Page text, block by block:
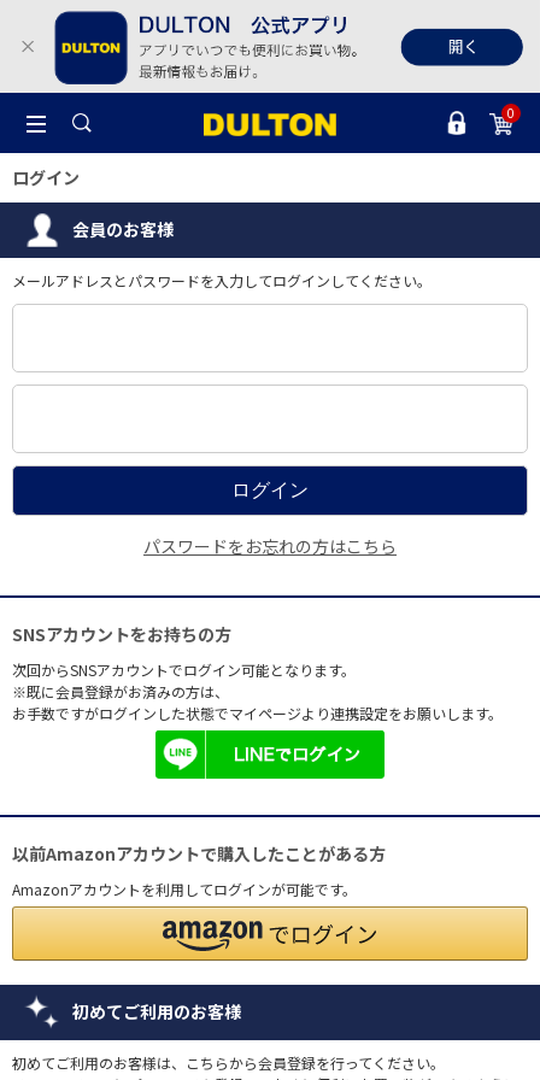
0
ログイン
会員のお客様
メールアドレスとパスワードを入力してログインしてください。
パスワードをお忘れの方はこちら
SNSアカウントをお持ちの方
次回からSNSアカウントでログイン可能となります。
※既に会員登録がお済みの方は、
お手数ですがログインした状態でマイページより連携設定をお願いします。
以前Amazonアカウントで購入したことがある方
Amazonアカウントを利用してログインが可能です。
初めてご利用のお客様
初めてご利用のお客様は、こちらから会員登録を行ってください。